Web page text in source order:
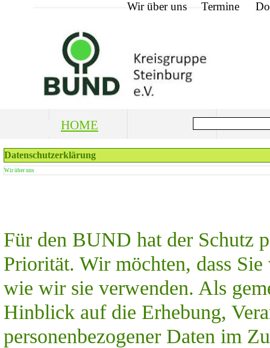
HOME
Termine
Wir über uns
Datenschutzerklärung
Wir über uns
Für den BUND hat der Schutz
Priorität. Wir möchten, dass
wie wir sie verwenden. Als
Hinblick auf die Erhebung,
personenbezogener Daten im